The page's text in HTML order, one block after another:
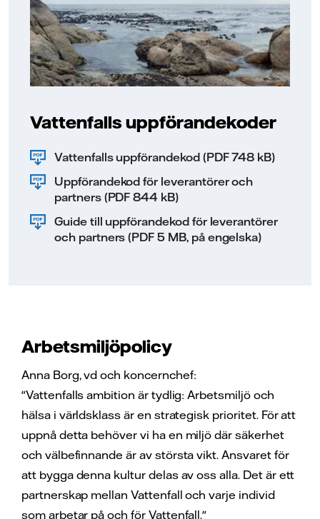
Vattenfalls uppförandekoder
Vattenfalls uppförandekod (PDF 748 kB)
Uppförandekod för leverantörer och
partners (PDF 844 kB)
Guide till uppförandekod för leverantörer
och partners (PDF 5 MB, på engelska)
Arbetsmiljöpolicy
Anna Borg, vd och koncernchef:
"Vattenfalls ambition är tydlig: Arbetsmiljö och
hälsa i världsklass är en strategisk prioritet. För att
uppnå detta behöver vi ha en miljö där säkerhet
och välbefinnande är av största vikt. Ansvaret för
att bygga denna kultur delas av oss alla. Det är ett
partnerskap mellan Vattenfall och varje individ
som arbetar på och för Vattenfall."